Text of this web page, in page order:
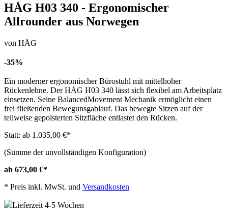
HÅG H03 340 - Ergonomischer
Allrounder aus Norwegen
von HÅG
-35%
Ein moderner ergonomischer Bürostuhl mit mittelhoher
Rückenlehne. Der HÅG H03 340 lässt sich flexibel am Arbeitsplatz
einsetzen. Seine BalancedMovement Mechanik ermöglicht einen
frei fließenden Bewegunsgablauf. Das bewegte Sitzen auf der
teilweise gepolsterten Sitzfläche entlastet den Rücken.
Statt: ab 1.035,00 €*
(Summe der unvollständigen Konfiguration)
ab 673,00 €*
* Preis inkl. MwSt. und Versandkosten
Lieferzeit 4-5 Wochen